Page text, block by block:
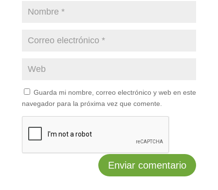
Guarda mi nombre, correo electrónico y web en este
navegador para la próxima vez que comente.